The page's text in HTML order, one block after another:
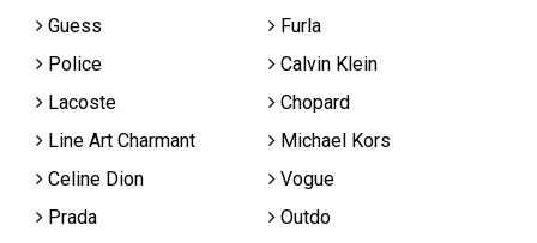
Guess
Furla
Police
Calvin Klein
Lacoste
Chopard
Line Art Charmant
Michael Kors
Celine Dion
Vogue
Prada
Outdo